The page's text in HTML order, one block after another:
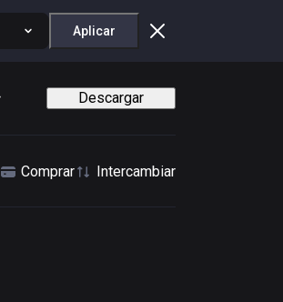
Aplicar
Descargar
Comprar Intercambiar